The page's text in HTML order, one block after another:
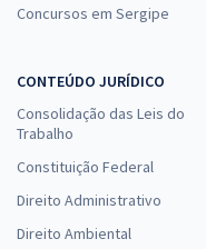
Concursos em Sergipe
CONTEÚDO JURÍDICO
Consolidação das Leis do
Trabalho
Constituição Federal
Direito Administrativo
Direito Ambiental